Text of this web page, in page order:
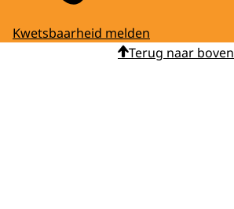
Kwetsbaarheid melden
Terug naar boven